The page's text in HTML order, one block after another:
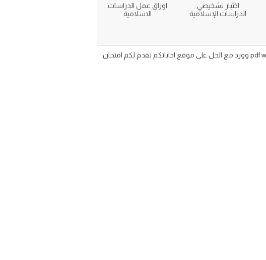
اختبار تشخيصي
الدراسات الإسلامية
اوراق عمل الدراسات
الاسلامية
pdf word وورد مع الحل على موقع اجاباتكم نقدم لكم امتحان